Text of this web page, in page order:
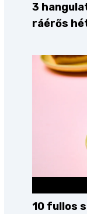
3
ráérős
10 fullos